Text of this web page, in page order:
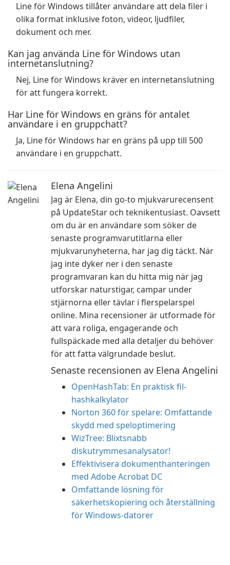
Line för Windows tillåter användare att dela filer i
olika format inklusive foton, videor, ljudfiler,
dokument och mer.
Kan jag använda Line för Windows utan
internetanslutning?
Nej, Line för Windows kräver en internetanslutning
för att fungera korrekt.
Har Line för Windows en gräns för antalet
användare i en gruppchatt?
Ja, Line för Windows har en gräns på upp till 500
användare i en gruppchatt.
Elena Angelini
Jag är Elena, din go-to mjukvarurecensent
på UpdateStar och teknikentusiast. Oavsett
om du är en användare som söker de
senaste programvarutitlarna eller
mjukvarunyheterna, har jag dig täckt. När
jag inte dyker ner i den senaste
programvaran kan du hitta mig när jag
utforskar naturstigar, campar under
stjärnorna eller tävlar i flerspelarspel
online. Mina recensioner är utformade för
att vara roliga, engagerande och
fullspäckade med alla detaljer du behöver
för att fatta välgrundade beslut.
Senaste recensionen av Elena Angelini
OpenHashTab: En praktisk fil-
hashkalkylator
Norton 360 för spelare: Omfattande
skydd med speloptimering
WizTree: Blixtsnabb
diskutrymmesanalysator!
Effektivisera dokumenthanteringen
med Adobe Acrobat DC
Omfattande lösning för
säkerhetskopiering och återställning
för Windows-datorer